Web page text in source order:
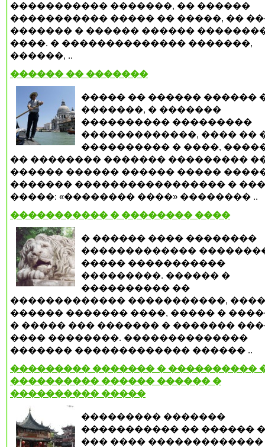
����������� �������, �� ������
����������� ����� �� �����, ��
������� � ������ ������
����. � �������������� �������,
������, ..
������ �� �������
����� �� ������ ������
�������, � �������
���������� ���������
�������������, ���� ��
���������� � ����,
�� �������� ������� ���������
������ ������ ������ �����
������� ����������������� �
�����: «�������� ����» �������� ..
����������� � �������� ����
� ������ ���� ��������
�������������
����� �����������
���������. ������ �
���������� ��
������������� �����������,
������ ������� ����, ����� �
� ����� ��� ������� � �������
���� ��������. ��������������
������� ������������� ������ ..
��������� ������� � ����������
���������� ������ ������ �
���������� �����
��������� �������
����������� �� ������
��� ���� �������������